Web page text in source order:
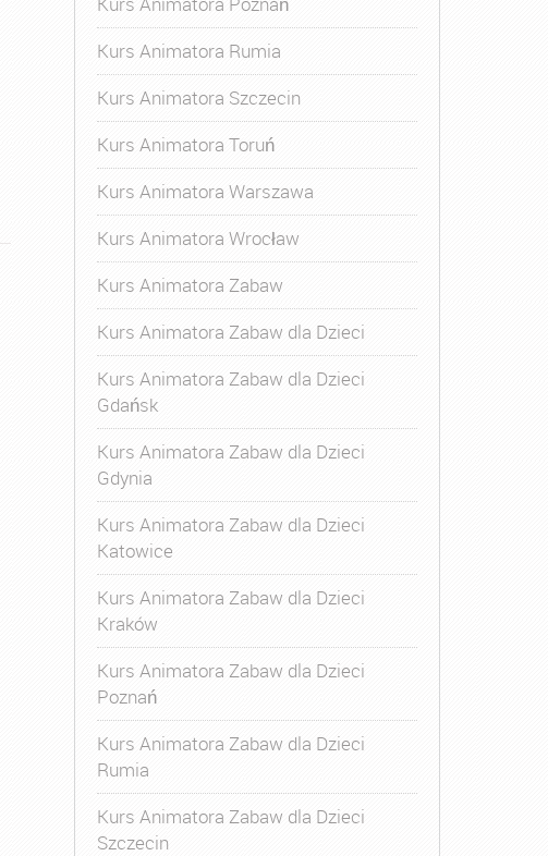
Kurs Animatora Rumia
Kurs Animatora Szczecin
Kurs Animatora Toruń
Kurs Animatora Warszawa
Kurs Animatora Wrocław
Kurs Animatora Zabaw
Kurs Animatora Zabaw dla Dzieci
Kurs Animatora Zabaw dla Dzieci
Gdańsk
Kurs Animatora Zabaw dla Dzieci
Gdynia
Kurs Animatora Zabaw dla Dzieci
Katowice
Kurs Animatora Zabaw dla Dzieci
Kraków
Kurs Animatora Zabaw dla Dzieci
Poznań
Kurs Animatora Zabaw dla Dzieci
Rumia
Kurs Animatora Zabaw dla Dzieci
Szczecin